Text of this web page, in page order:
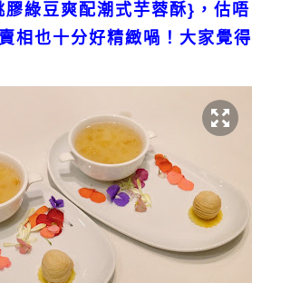
綠豆爽配潮式芋蓉酥}，估唔
相也十分好精緻喎！大家覺得